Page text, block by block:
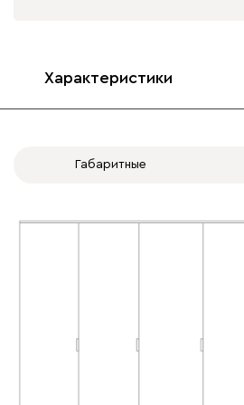
9 (45+43+47+45))
4 дв. вар.3: 4 зеркала
Блок из 2х
Полка слева Полка справа
Характеристики
Габаритные